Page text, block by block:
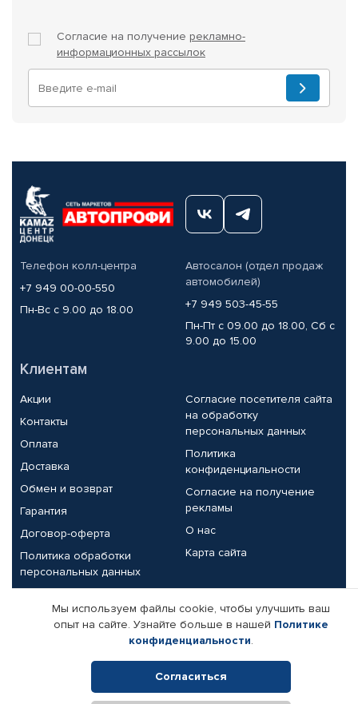
Согласие на получение рекламно-
информационных рассылок
Телефон колл-центра
+7 949 00-00-550
Пн-Вс с 9.00 до 18.00
Автосалон (отдел продаж
автомобилей)
+7 949 503-45-55
Пн-Пт с 09.00 до 18.00, Сб с
9.00 до 15.00
Клиентам
Акции
Контакты
Оплата
Доставка
Обмен и возврат
Гарантия
Договор-оферта
Политика обработки
персональных данных
Согласие посетителя сайта
на обработку
персональных данных
Политика
конфиденциальности
Согласие на получение
рекламы
О нас
Карта сайта
Партнерам
Корпоративным клиентам
Поставщикам
Реквизиты компании
Мы используем файлы cookie, чтобы улучшить ваш
опыт на сайте. Узнайте больше в нашей Политике
конфиденциальности.
Согласиться